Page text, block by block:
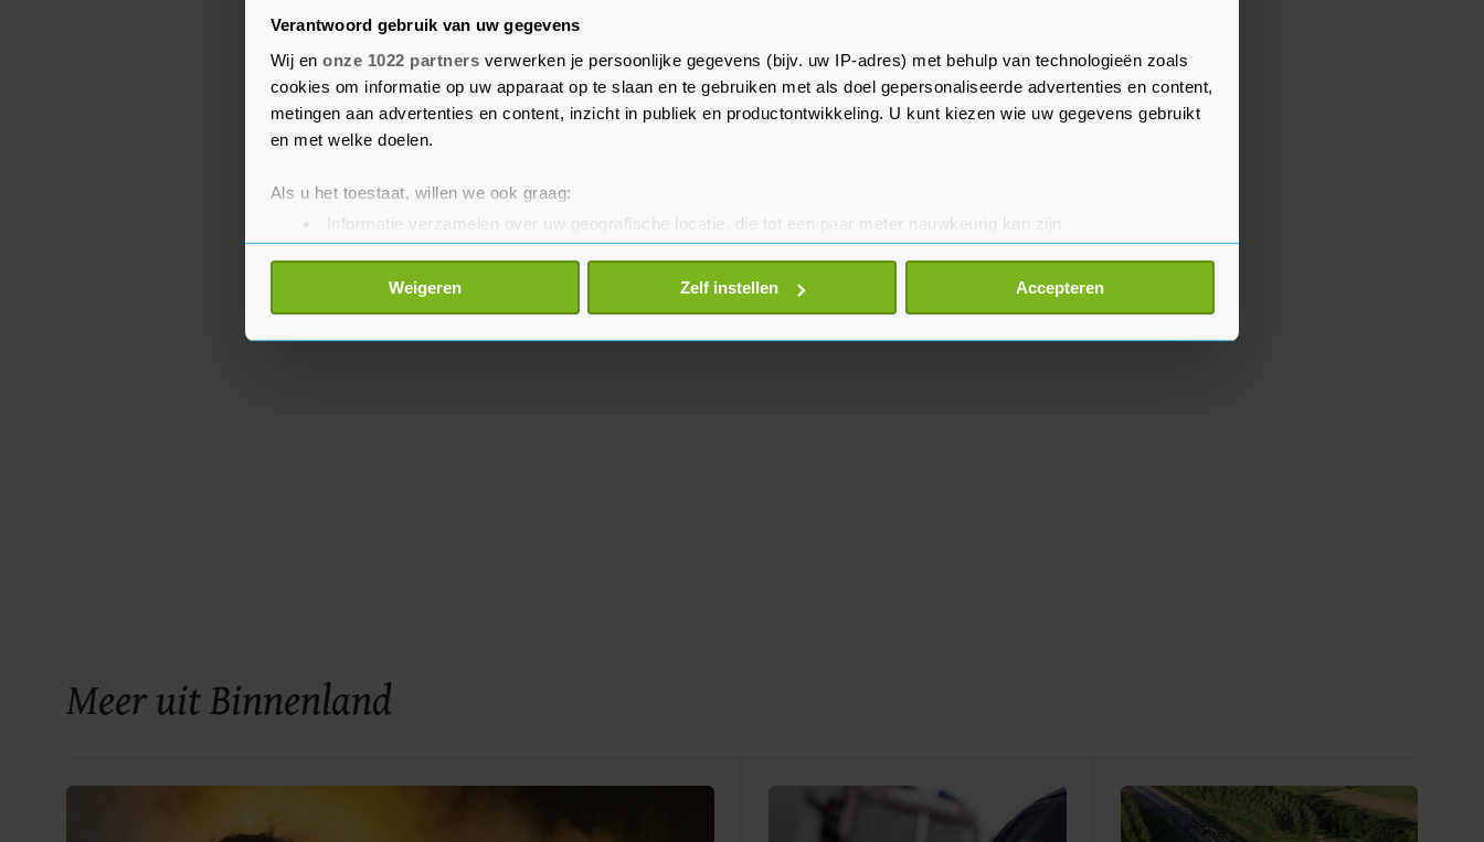
Verantwoord gebruik van uw gegevens
Wij en onze 1022 partners verwerken je persoonlijke gegevens (bijv. uw IP-adres) met behulp van technologieën zoals
cookies om informatie op uw apparaat op te slaan en te gebruiken met als doel gepersonaliseerde advertenties en content,
metingen aan advertenties en content, inzicht in publiek en productontwikkeling. U kunt kiezen wie uw gegevens gebruikt
en met welke doelen.
Als u het toestaat, willen we ook graag:
Informatie verzamelen over uw geografische locatie, die tot een paar meter nauwkeurig kan zijn
Uw apparaat identificeren door het actief te scannen op specifieke eigenschappen (fingerprinting)
Lees meer over hoe uw persoonlijke gegevens worden verwerkt en stel uw voorkeuren in het
detailgedeelte
toestemming op elk moment wijzigen of intrekken in de Cookieverklaring.
Weigeren Zelf instellen Accepteren
deze bedrijven."
De aangifte is volgens Varkens in Nood inmiddels in
behandeling genomen door het Functioneel Parket van
het Openbaar Ministerie.
Meer uit Binnenland